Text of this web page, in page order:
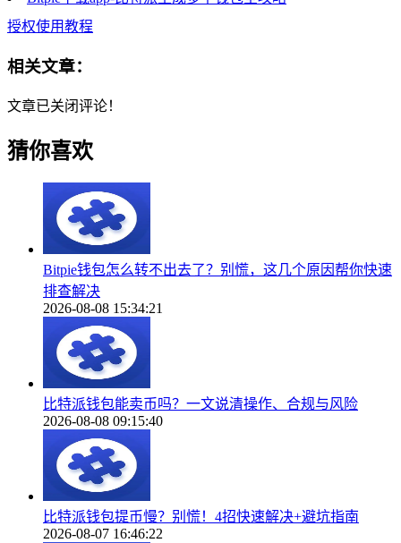
授权使用教程
相关文章：
文章已关闭评论！
猜你喜欢
Bitpie钱包怎么转不出去了？别慌，这几个原因帮你快速
排查解决
2026-08-08 15:34:21
比特派钱包能卖币吗？一文说清操作、合规与风险
2026-08-08 09:15:40
比特派钱包提币慢？别慌！4招快速解决+避坑指南
2026-08-07 16:46:22